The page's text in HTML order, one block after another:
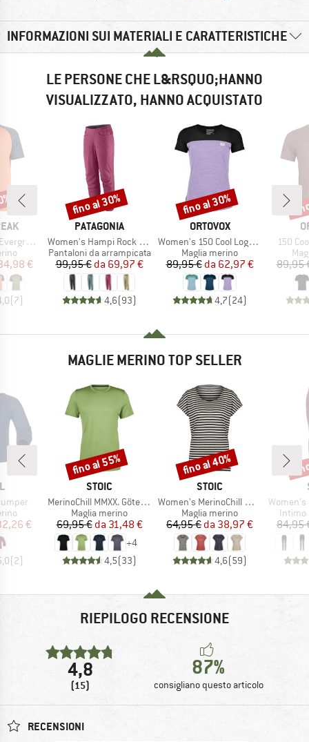
INFORMAZIONI SUI MATERIALI E CARATTERISTICHE
LE PERSONE CHE L&RSQUO;HANNO
VISUALIZZATO, HANNO ACQUISTATO
T-Shirt
ridotto
€
(7)
MARCHIO
PATAGONIA
Articolo
Women's Hampi Rock Pants
Gruppo di prodotti
Pantaloni da arrampicata
Prezzo
99,95 € Prezzo ridotto
da 69,97 €
4,6(93)
Sconto
fino al 30%
MARCHIO
ORTOVOX
Articolo
Women's 150 Cool Logo T-Shirt
Gruppo di prodotti
Maglia merino
Prezzo
89,95 € Prezzo ridotto
da 62,97 €
4,7(24)
Sconto
fino al 30%
Articolo
150
89,95
MAGLIE MERINO TOP SELLER
ridotto
€
(2)
MARCHIO
STOIC
Articolo
MerinoChill MMXX. Göteborg Tee
Gruppo di prodotti
Maglia merino
Prezzo
69,95 € Prezzo ridotto
da 31,48 €
+4
4,5(33)
Sconto
fino al 55%
MARCHIO
STOIC
Articolo
Women's MerinoChill MMXX. Göteborg Loose Tee St
Gruppo di prodotti
Maglia merino
Prezzo
64,95 € Prezzo ridotto
da 38,97 €
4,6(59)
Sconto
fino al 40%
Articolo
Women's
Intimo
84,95
RIEPILOGO RECENSIONE
4,8
(15)
87%
consigliano questo articolo
RECENSIONI